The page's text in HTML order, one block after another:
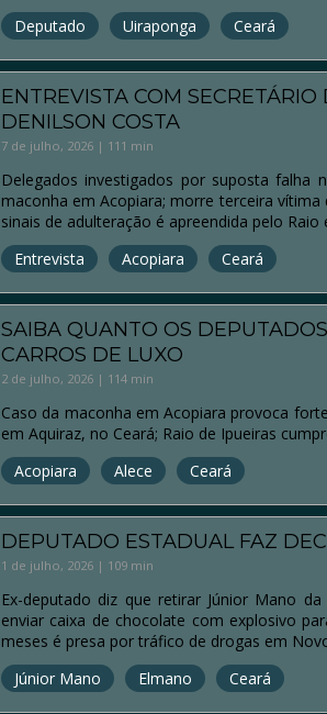
Deputado
Uiraponga Ceará
ENTREVISTA COM
DENILSON COSTA
7 de julho, 2026 | 111 min
Delegados investigados por suposta
maconha em Acopiara; morre terceira
sinais de adulteração é apreendida pelo
Entrevista
Acopiara Ceará
SAIBA QUANTO OS
CARROS DE LUXO
2 de julho, 2026 | 114 min
Caso da maconha em Acopiara provoca
em Aquiraz, no Ceará; Raio de Ipueiras
Acopiara
Alece Ceará
DEPUTADO ESTADUAL FAZ
1 de julho, 2026 | 109 min
Ex-deputado diz que retirar Júnior Mano
enviar caixa de chocolate com explosivo
meses é presa por tráfico de drogas em
Júnior Mano
Elmano Ceará